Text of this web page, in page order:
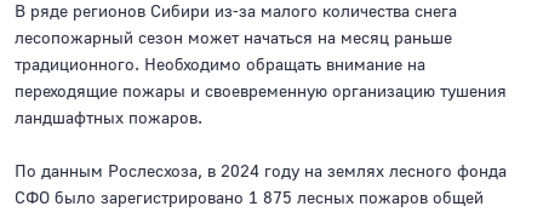
В ряде регионов Сибири из-за малого количества снега
лесопожарный сезон может начаться на месяц раньше
традиционного. Необходимо обращать внимание на
переходящие пожары и своевременную организацию тушения
ландшафтных пожаров.
По данным Рослесхоза, в 2024 году на землях лесного фонда
СФО было зарегистрировано 1 875 лесных пожаров общей